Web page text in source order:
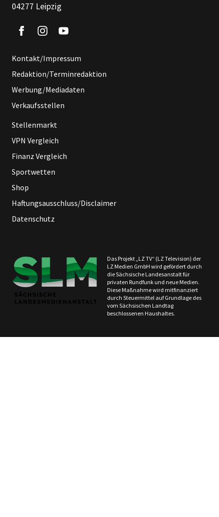
04277 Leipzig
Kontakt/Impressum
Redaktion/Terminredaktion
Werbung/Mediadaten
Verkaufsstellen
Stellenmarkt
VPN Vergleich
Finanz Vergleich
Sportwetten
Shop
Haftungsausschluss/Disclaimer
Datenschutz
Das Projekt „LZ TV“ (LZ Television) der
LZ Medien GmbH wird gefördert durch
die Sächsische Landesanstalt für
privaten Rundfunk und neue Medien.
Diese Maßnahme wird mitfinanziert
durch Steuermittel auf Grundlage des
vom Sächsischen Landtag
beschlossenen Haushaltes.